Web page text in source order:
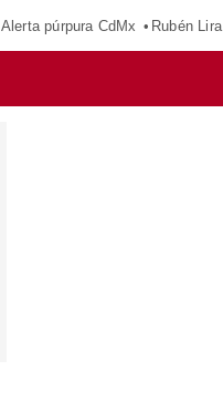
Alerta púrpura CdMx Rubén Lira